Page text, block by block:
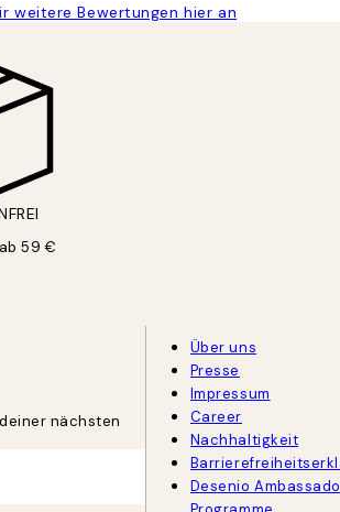
weitere Bewertungen hier an
59 €
nächsten
Über uns
Presse
Impressum
Career
Nachhaltigkeit
Desenio